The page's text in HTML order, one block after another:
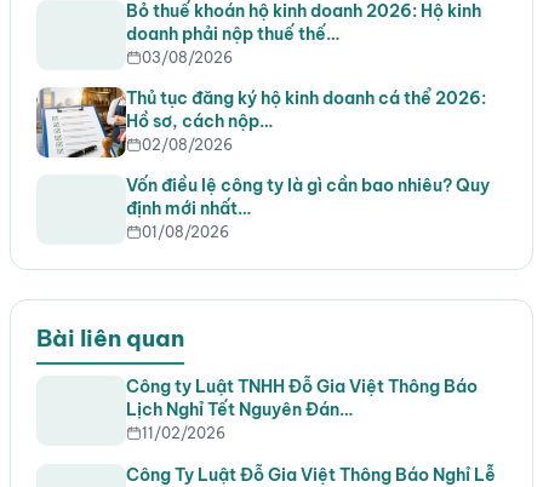
Bỏ thuế khoán hộ kinh doanh 2026: Hộ kinh
doanh phải nộp thuế thế…
03/08/2026
Thủ tục đăng ký hộ kinh doanh cá thể 2026:
Hồ sơ, cách nộp…
02/08/2026
Vốn điều lệ công ty là gì cần bao nhiêu? Quy
định mới nhất…
01/08/2026
Bài liên quan
Công ty Luật TNHH Đỗ Gia Việt Thông Báo
Lịch Nghỉ Tết Nguyên Đán…
11/02/2026
Công Ty Luật Đỗ Gia Việt Thông Báo Nghỉ Lễ